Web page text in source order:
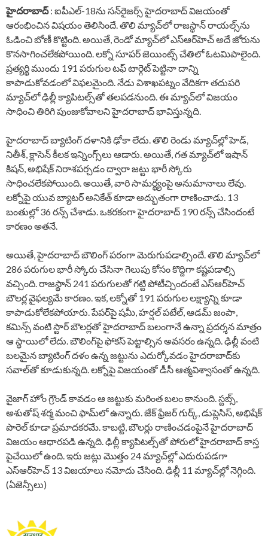
హైదరాబాద్: ఐపీఎల్-18ను సన్‌రైజర్స్ హైదరాబాద్ విజయంతో
ఆరంభించిన విషయం తెలిసిందే. తొలి మ్యాచ్‌లో రాజస్థాన్ రాయల్స్‌‌ను
ఓడించి బోణీ కొట్టింది. అయితే, రెండో మ్యాచ్‌లో ఎస్‌ఆర్‌హెచ్‌ అదే జోరును
కొనసాగించలేకపోయింది. లక్నో సూపర్ జెయింట్స్ చేతిలో ఓటమిపాలైంది.
ప్రత్యర్థి ముందు 191 పరుగుల టఫ్ టార్గెట్ పెట్టినా దాన్ని
కాపాడుకోవడంలో విఫలమైంది. నేడు విశాఖపట్నం వేదికగా తదుపరి
మ్యాచ్‌లో ఢిల్లీ క్యాపిటల్స్‌తో తలపడనుంది. ఈ మ్యాచ్‌లో విజయం
సాధించి తిరిగి పుంజుకోవాలని హైదరాబాద్ భావిస్తున్నది.
హైదరాబాద్ బ్యాటింగ్ దళానికి ఢోకా లేదు. తొలి రెండు మ్యాచ్‌ల్లో హెడ్,
నితీశ్, క్లాసెన్ కీలక ఇన్నింగ్స్‌లు ఆడారు. అయితే, గత మ్యాచ్‌లో ఇషాన్
కిషన్, అభిషేక్ నిరాశపర్చడం ద్వారా జట్టు భారీ స్కోరు
సాధించలేకపోయింది. అయితే, వారి సామర్థ్యంపై అనుమానాలు లేవు.
లక్నోపై యువ బ్యాటర్ అనికేత్ కూడా అద్భుతంగా రాణించాడు. 13
బంతుల్లో 36 రన్స్ చేశాడు. ఒకరకంగా హైదరాబాద్ 190 రన్స్ చేసిందంటే
కారణం అతనే.
అయితే, హైదరాబాద్ బౌలింగ్ పరంగా మెరుగుపడాల్సిందే. తొలి మ్యాచ్‌లో
286 పరుగుల భారీ స్కోరు చేసినా గెలుపు కోసం కొద్దిగా కష్టపడాల్సి
వచ్చింది. రాజస్థాన్ 241 పరుగులతో గట్టి పోటీచ్చిందంటే ఎస్‌ఆర్‌హెచ్
బౌలర్ల వైఫల్యమే కారణం. ఇక, లక్నోతో 191 పరుగుల లక్ష్యాన్ని కూడా
కాపాడుకోలేకపోయారు. పేపర్‌పై షమీ, హర్షల్ పటేల్, ఆడమ్ జంపా,
కమిన్స్‌ వంటి స్టార్ బౌలర్లతో హైదరాబాద్ బలంగానే ఉన్నా ప్రదర్శన మాత్రం
ఆ స్థాయిలో లేదు. బౌలింగ్‌పై ఫోకస్ పెట్టాల్సిన అవసరం ఉన్నది. ఢిల్లీ వంటి
బలమైన బ్యాటింగ్ దళం ఉన్న జట్టును ఎదుర్కోవడం హైదరాబాద్‌కు
సవాల్‌తో కూడుకున్నది. లక్నోపై విజయంతో డీసీ ఆత్మవిశ్వాసంతో ఉన్నది.
వైజాగ్ హోం గ్రౌండ్ కావడం ఆ జట్టుకు మరింత బలం కానుంది. స్టబ్స్,
అశుతోష్ శర్మ మంచి ఫామ్‌లో ఉన్నారు. జేక్ ఫ్రేజర్ గుర్క్, డుప్లెసిస్, అభిషేక్
పొరెల్ కూడా ప్రమాదకరమే. కాబట్టి, బౌలర్లు రాణించడంపైనే హైదరాబాద్
విజయం ఆధారపడి ఉన్నది. ఢిల్లీ క్యాపిటల్స్‌తో పోరులో హైదరాబాద్‌ కాస్త
పైచేయిలో ఉంది. ఇరు జట్లు మొత్తం 24 మ్యాచ్‌ల్లో ఎదురుపడగా
ఎస్‌ఆర్‌హెచ్ 13 విజయాలు నమోదు చేసింది. ఢిల్లీ 11 మ్యాచ్‌ల్లో నెగ్గింది.
(ఏజెన్సీలు)
P